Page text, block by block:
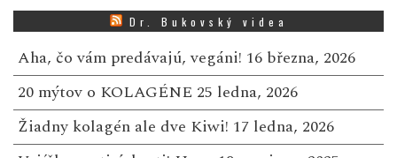
Dr. Bukovský videa
Aha, čo vám predávajú, vegáni! 16 března, 2026
20 mýtov o KOLAGÉNE 25 ledna, 2026
Žiadny kolagén ale dve Kiwi! 17 ledna, 2026